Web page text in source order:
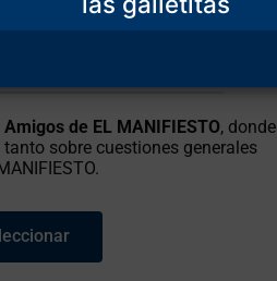
revistas y libros.
Amigos de EL MANIFIESTO, donde
sobre cuestiones generales